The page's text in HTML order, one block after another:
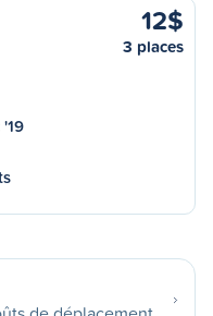
12$
3 places